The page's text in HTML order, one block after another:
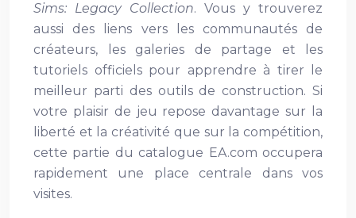
Sims: Legacy Collection. Vous y trouverez
aussi des liens vers les communautés de
créateurs, les galeries de partage et les
tutoriels officiels pour apprendre à tirer le
meilleur parti des outils de construction. Si
votre plaisir de jeu repose davantage sur la
liberté et la créativité que sur la compétition,
cette partie du catalogue EA.com occupera
rapidement une place centrale dans vos
visites.